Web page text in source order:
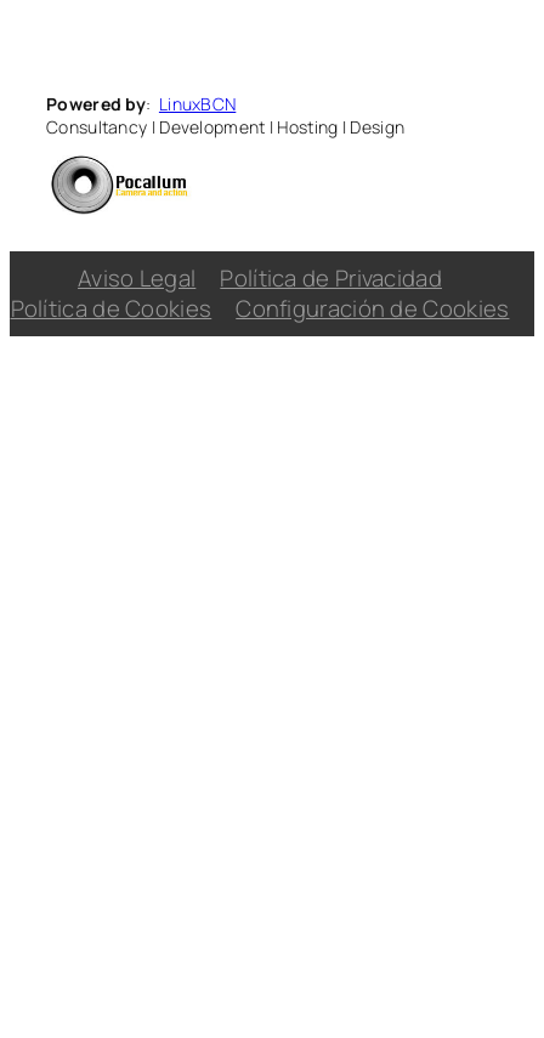
Powered by: LinuxBCN
Consultancy | Development | Hosting | Design
Aviso Legal
Política de Privacidad
Política de Cookies
Configuración de Cookies